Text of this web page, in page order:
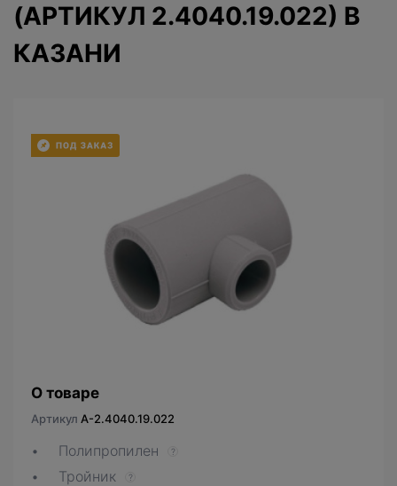
(АРТИКУЛ 2.4040.19.022) В
КАЗАНИ
О товаре
Артикул A-2.4040.19.022
Полипропилен ?
Тройник ?